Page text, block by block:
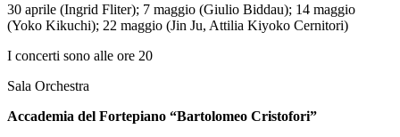
30 aprile (Ingrid Fliter); 7 maggio (Giulio Biddau); 14 maggio
(Yoko Kikuchi); 22 maggio (Jin Ju, Attilia Kiyoko Cernitori)
I concerti sono alle ore 20
Sala Orchestra
Accademia del Fortepiano “Bartolomeo Cristofori”